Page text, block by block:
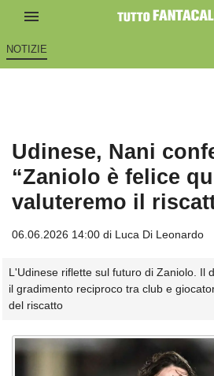
NOTIZIE
Udinese, Nani
“Zaniolo è felice
valuteremo il
06.06.2026 14:00 di Luca Di Leonardo
L'Udinese riflette sul futuro di Zaniolo. Il
il gradimento reciproco tra club e
del riscatto